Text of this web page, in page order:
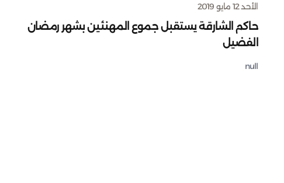
الأحد 12 مايو 2019
حاكم الشارقة يستقبل جموع المهنئين بشهر رمضان
الفضيل
null